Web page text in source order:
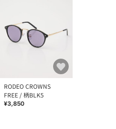
RODEO CROWNS
FREE / 柄BLK5
¥3,850